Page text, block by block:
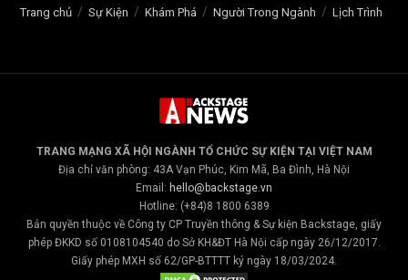
Trang chủ Sự Kiện Khám Phá Người Trong Ngành Lịch Trình
TRANG MẠNG XÃ HỘI NGÀNH TỔ CHỨC SỰ KIỆN TẠI VIỆT NAM
Địa chỉ văn phòng: 43A Vạn Phúc, Kim Mã, Ba Đình, Hà Nội
Email: hello@backstage.vn
Hotline: (+84)8 1800 6389
Bản quyền thuộc về Công ty CP Truyền thông & Sự kiện Backstage, giấy
phép ĐKKD số 0108104540 do Sở KH&ĐT Hà Nội cấp ngày 26/12/2017.
Giấy phép MXH số 62/GP-BTTTT ký ngày 18/03/2024.